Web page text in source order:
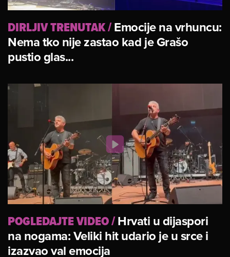
DIRLJIV TRENUTAK/Emocije na vrhuncu:
Nema tko nije zastao kad je Grašo
pustio glas...
POGLEDAJTE VIDEO/Hrvati u dijaspori
na nogama: Veliki hit udario je u srce i
izazvao val emocija